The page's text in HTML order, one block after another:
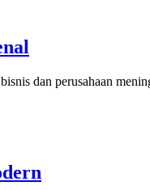
dan perusahaan